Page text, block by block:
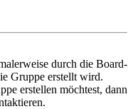
durch die Board-
Gruppe erstellt wird.
erstellen möchtest, dann